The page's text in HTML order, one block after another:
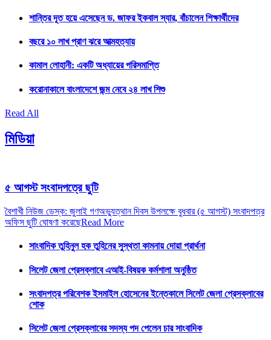
শান্তির দূত হয়ে এসেছেন ড. জাফর ইকবাল স্যার, বাঁচালেন শিক্ষার্থীদের
বছরে ১০ লাখ প্রাণ ঝরে আত্মহত্যায়
কামাল লোহানী: একটি অধ্যায়ের পরিসমাপ্তি
করোনাকালে বাংলাদেশে জন্ম নেবে ২৪ লাখ শিশু
Read All
মিডিয়া
৫ আগস্ট সংবাদপত্রে ছুটি
বৈশাখী নিউজ ডেস্ক: জুলাই গণঅভ্যুত্থান দিবস উপলক্ষে বুধবার (৫ আগস্ট) সংবাদপত্র
অফিস ছুটি ঘোষণা করেছেRead More
সাংবাদিক তুহিনুল হক তুহিনের সুস্থতা কামনায় দোয়া প্রার্থনা
সিলেট জেলা প্রেসক্লাবে এআই-বিষয়ক কর্মশালা অনুষ্ঠিত
সংবাদপত্র পরিবেশক ইসমাইল হোসেনের ইন্তেকালে সিলেট জেলা প্রেসক্লাবের
শোক
সিলেট জেলা প্রেসক্লাবের সদস্য পদ পেলেন চার সাংবাদিক